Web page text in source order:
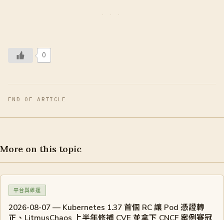
0
END OF ARTICLE
More on this topic
平台與維運
2026-08-07 — Kubernetes 1.37 首個 RC 讓 Pod 憑證轉
正、LitmusChaos 上半年修補 CVE 並拿下 CNCF 案例賽冠